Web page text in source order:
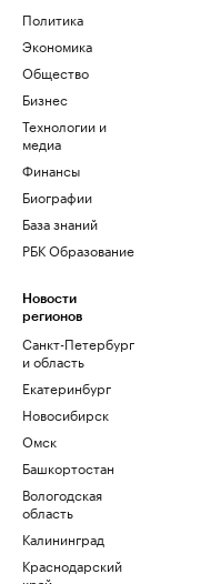
Политика
Экономика
Общество
Бизнес
Технологии и
медиа
Финансы
Биографии
База знаний
РБК Образование
Новости
регионов
Санкт-Петербург
и область
Екатеринбург
Новосибирск
Омск
Башкортостан
Вологодская
область
Калининград
Краснодарский